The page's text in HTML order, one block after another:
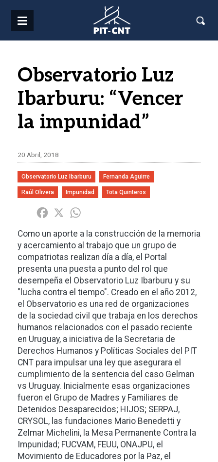
Observatorio Luz
Ibarburu: “Vencer
la impunidad”
20 Abril, 2018
Observatorio Luz Ibarburu Fernanda Aguirre
Raúl Olivera Impunidad Tota Quinteros
Share Facebook
X
Como un aporte a la construcción de la memoria
y acercamiento al trabajo que un grupo de
compatriotas realizan día a día, el Portal
presenta una puesta a punto del rol que
desempeña el Observatorio Luz Ibarburu y su
"lucha contra el tiempo". Creado en el año 2012,
el Observatorio es una red de organizaciones
de la sociedad civil que trabaja en los derechos
humanos relacionados con el pasado reciente
en Uruguay, a iniciativa de la Secretaria de
Derechos Humanos y Políticas Sociales del PIT
CNT para impulsar una ley que asegurara el
cumplimiento de la sentencia del caso Gelman
vs Uruguay. Inicialmente esas organizaciones
fueron el Grupo de Madres y Familiares de
Detenidos Desaparecidos; HIJOS; SERPAJ,
CRYSOL, las fundaciones Mario Benedetti y
Zelmar Michelini, la Mesa Permanente Contra la
Impunidad; FUCVAM, FEUU, ONAJPU, el
Movimiento de Educadores por la Paz, el